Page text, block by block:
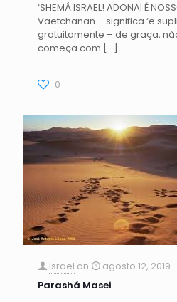
‘SHEMÁ ISRAEL! ADONAI É
Vaetchanan – significa ‘e
gratuitamente – de graça,
começa com […]
0
Israel on
agosto 12, 2019
Parashá Masei